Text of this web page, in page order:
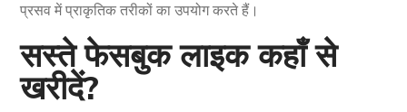
प्रसव में प्राकृतिक तरीकों का उपयोग करते हैं।
सस्ते फेसबुक लाइक कहाँ से
खरीदें?